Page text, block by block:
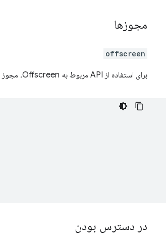
مجوزها
offscreen
برای استفاده از API مربوط به Offscreen، مجوز
در دسترس بودن